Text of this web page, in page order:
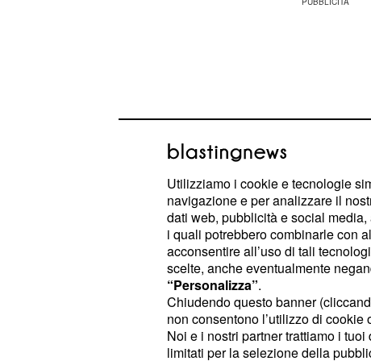
Il campione britannico, risultato
Vuelta Espana, è libero di
un verdetto che non si sa bene
Utilizziamo i cookie e tecnologie
navigazione e per analizzare il
dati web, pubblicità e social
i quali potrebbero combinarle con
acconsentire all’uso di tali
scelte, anche eventualmente
“Personalizza”.
Chiudendo questo banner
non consentono l’utilizzo di
Noi e i nostri partner trattiamo i
limitati per la selezione della